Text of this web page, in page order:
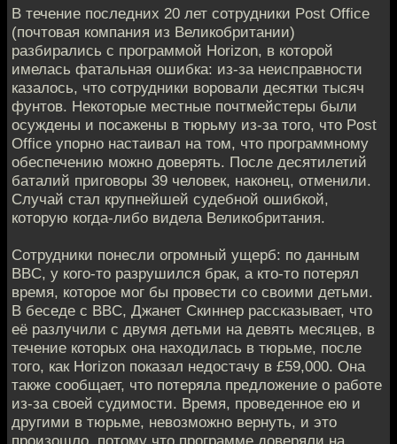
В течение последних 20 лет сотрудники Post Office
(почтовая компания из Великобритании)
разбирались с программой Horizon, в которой
имелась фатальная ошибка: из-за неисправности
казалось, что сотрудники воровали десятки тысяч
фунтов. Некоторые местные почтмейстеры были
осуждены и посажены в тюрьму из-за того, что Post
Office упорно настаивал на том, что программному
обеспечению можно доверять. После десятилетий
баталий приговоры 39 человек, наконец, отменили.
Случай стал крупнейшей судебной ошибкой,
которую когда-либо видела Великобритания.
Сотрудники понесли огромный ущерб: по данным
BBC, у кого-то разрушился брак, а кто-то потерял
время, которое мог бы провести со своими детьми.
В беседе с BBC, Джанет Скиннер рассказывает, что
её разлучили с двумя детьми на девять месяцев, в
течение которых она находилась в тюрьме, после
того, как Horizon показал недостачу в £59,000. Она
также сообщает, что потеряла предложение о работе
из-за своей судимости. Время, проведенное ею и
другими в тюрьме, невозможно вернуть, и это